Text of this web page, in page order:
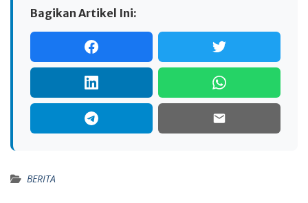
Bagikan Artikel Ini:
BERITA